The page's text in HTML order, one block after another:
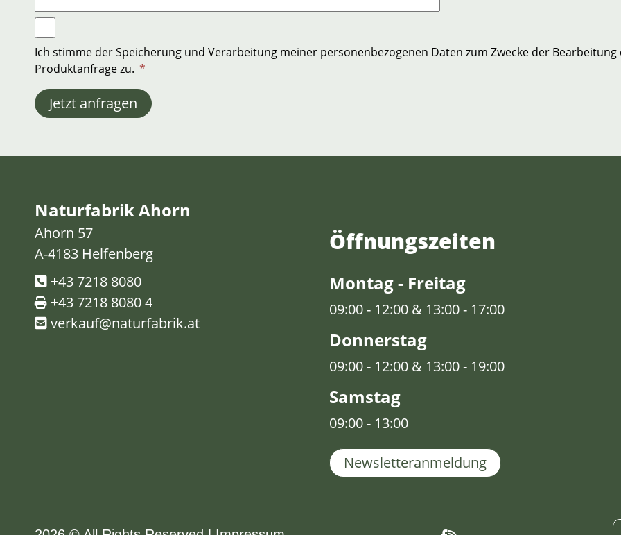
Ich stimme der Speicherung und Verarbeitung meiner personenbezogenen Daten zum Zwecke der Bearbeitung
Produktanfrage zu. *
Jetzt anfragen
Naturfabrik Ahorn
Ahorn 57
A-4183 Helfenberg
+43 7218 8080
+43 7218 8080 4
verkauf@naturfabrik.at
Öffnungs­zeiten
Montag - Freitag
09:00 - 12:00 & 13:00 - 17:00
Donnerstag
09:00 - 12:00 & 13:00 - 19:00
Samstag
09:00 - 13:00
Newsletteranmeldung